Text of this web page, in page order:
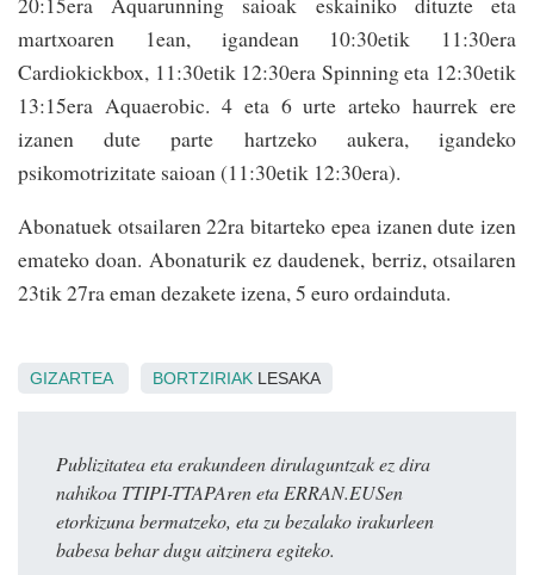
martxoaren 1ean, igandean 10:30etik 11:30era
Cardiokickbox, 11:30e­tik 12:30era Spinning eta 12:30etik
13:15era Aquaerobic. 4 eta 6 urte arteko haurrek ere
izanen dute parte har­tzeko aukera, igandeko
psikomotrizitate saioan (11:30etik 12:30era).
Abonatuek otsailaren 22ra bitarteko epea izanen dute izen
emateko doan. Abonaturik ez daudenek, berriz, ­otsailaren
23tik 27ra eman dezakete izena, 5 euro ordainduta.
GIZARTEA BORTZIRIAK LESAKA
Publizitatea eta erakundeen dirulaguntzak ez dira
nahikoa TTIPI-TTAPAren eta ERRAN.EUSen
etorkizuna bermatzeko, eta zu bezalako irakurleen
babesa behar dugu aitzinera egiteko.